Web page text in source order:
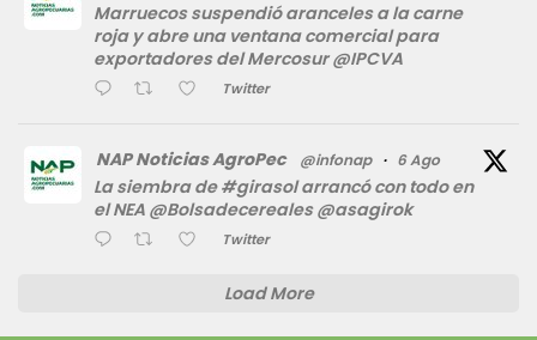
Marruecos suspendió aranceles a la carne
roja y abre una ventana comercial para
exportadores del Mercosur @IPCVA
Twitter
NAP Noticias AgroPec @infonap · 6 Ago
La siembra de #girasol arrancó con todo en
el NEA @Bolsadecereales @asagirok
Twitter
Load More